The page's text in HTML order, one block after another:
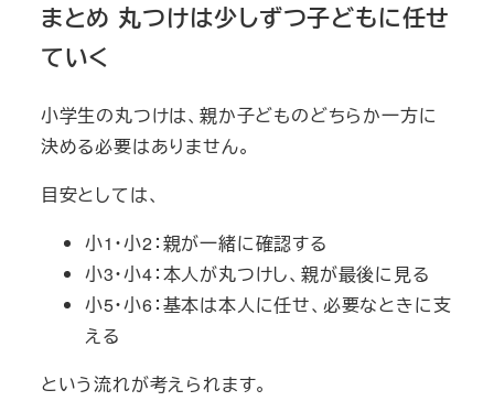
まとめ 丸つけは少しずつ子どもに任せ
ていく
小学生の丸つけは、親か子どものどちらか一方に
決める必要はありません。
目安としては、
小1・小2：親が一緒に確認する
小3・小4：本人が丸つけし、親が最後に見る
小5・小6：基本は本人に任せ、必要なときに支
える
という流れが考えられます。